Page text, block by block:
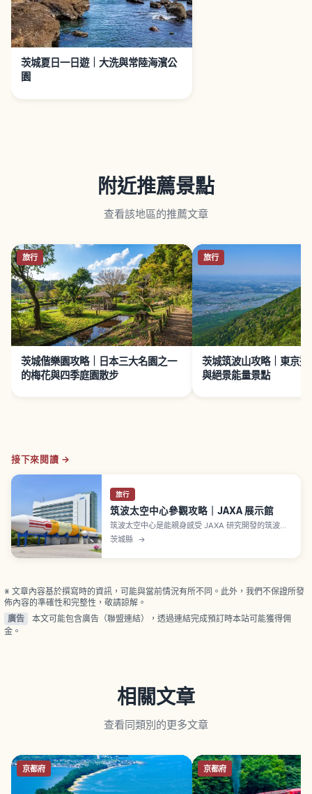
茨城夏日一日遊｜大洗與常陸海濱公
園
附近推薦景點
查看該地區的推薦文章
旅行
茨城偕樂園攻略｜日本三大名園之一
的梅花與四季庭園散步
旅行
茨城筑波山攻略｜東京近
與絕景能量景點
接下來閱讀 →
旅行
筑波太空中心參觀攻略｜JAXA 展示館
筑波太空中心是能親身感受 JAXA 研究開發的筑波觀
光景點。本文整理展示館、火箭廣場、預約導覽差
茨城縣 →
※ 文章內容基於撰寫時的資訊，可能與當前情況有所不同。此外，我們不保證所發
佈內容的準確性和完整性，敬請諒解。
廣告
本文可能包含廣告（聯盟連結），透過連結完成預訂時本站可能獲得佣
金。
相關文章
查看同類別的更多文章
京都府 京都府